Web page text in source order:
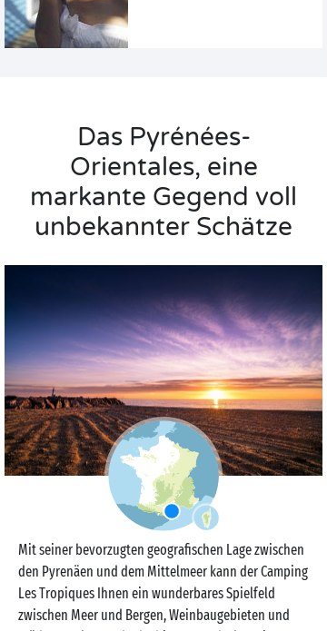
Das Pyrénées-
Orientales, eine
markante Gegend voll
unbekannter Schätze
Mit seiner bevorzugten geografischen Lage zwischen
den Pyrenäen und dem Mittelmeer kann der Camping
Les Tropiques Ihnen ein wunderbares Spielfeld
zwischen Meer und Bergen, Weinbaugebieten und